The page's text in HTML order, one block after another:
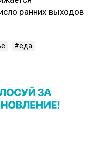
ранних выходов
еда